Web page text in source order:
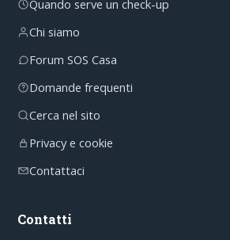
Quando serve un check-up
Chi siamo
Forum SOS Casa
Domande frequenti
Cerca nel sito
Privacy e cookie
Contattaci
Contatti